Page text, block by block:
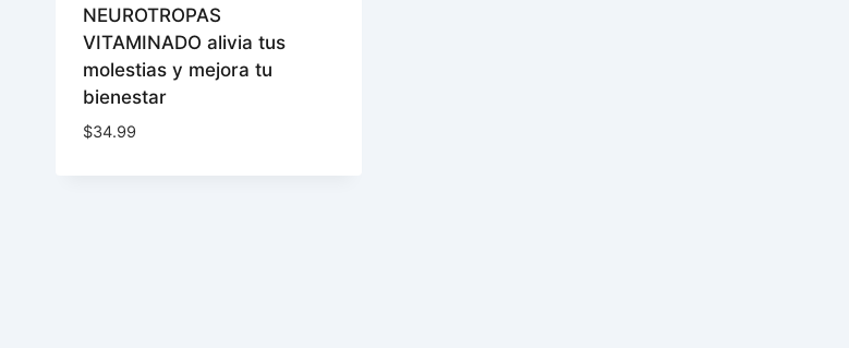
NEUROTROPAS
VITAMINADO alivia tus
molestias y mejora tu
bienestar
$34.99